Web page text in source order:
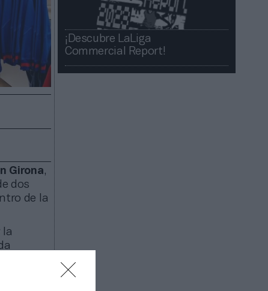
Girona,
dos
de la
la
¡Descubre LaLiga
Commercial Report!​​